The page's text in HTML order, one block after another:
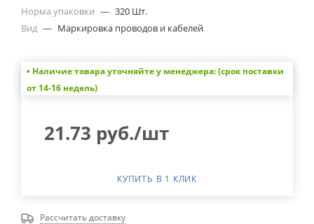
Норма упаковки — 320 Шт.
Вид — Маркировка проводов и кабелей
• Наличие товара уточняйте у менеджера: (срок поставки
от 14-16 недель)
21.73 руб./шт
КУПИТЬ В 1 КЛИК
Рассчитать доставку